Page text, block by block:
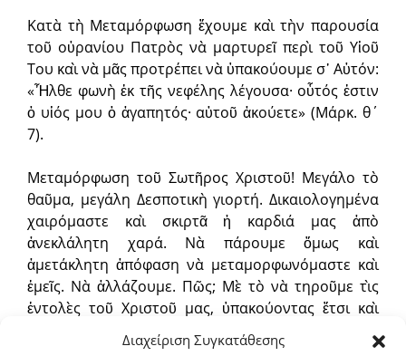
Διαχείριση Συγκατάθεσης
Κατὰ τὴ Μεταμόρφωση ἔχουμε καὶ τὴν παρουσία
τοῦ οὐρανίου Πατρὸς νὰ μαρτυρεῖ περὶ τοῦ Υἱοῦ
Του καὶ νὰ μᾶς προτρέπει νὰ ὑπακούουμε σ᾿ Αὐτόν:
«Ἦλθε φωνὴ ἐκ τῆς νεφέλης λέγουσα· οὗτός ἐστιν
ὁ υἱός μου ὁ ἀγαπητός· αὐτοῦ ἀκούετε» (Μάρκ. θ΄
7).
Μεταμόρφωση τοῦ Σωτῆρος Χριστοῦ! Μεγάλο τὸ
θαῦ­μα, μεγάλη Δεσποτικὴ γιορτή. Δικαιολογημένα
χαιρόμαστε καὶ σκιρτᾶ ἡ καρδιά μας ἀπὸ
ἀνεκλάλητη χαρά. Νὰ πάρουμε ὅμως καὶ
ἀμετάκλητη ἀπόφαση νὰ μεταμορφωνόμαστε καὶ
ἐμεῖς. Νὰ ἀλλάζουμε. Πῶς; Μὲ τὸ νὰ τηροῦμε τὶς
ἐντολὲς τοῦ Χριστοῦ μας, ὑπακούοντας ἔτσι καὶ
στὴ φωνὴ τοῦ οὐράνιου Πατέρα. «Αὐτοῦ ἀκούετε»,
παρήγγειλε (Ματθ. ιζ΄ 5). Ἂς ἀπομακρύνουμε